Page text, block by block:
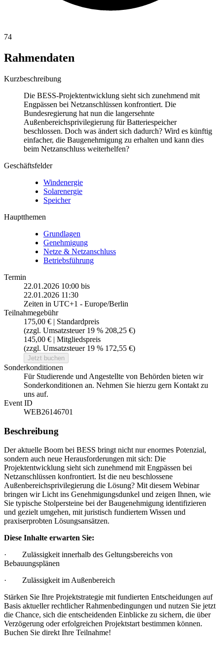
74
Rahmendaten
Kurzbeschreibung
Die BESS-Projektentwicklung sieht sich zunehmend mit
Engpässen bei Netzanschlüssen konfrontiert. Die
Bundesregierung hat nun die langersehnte
Außenbereichsprivilegierung für Batteriespeicher
beschlossen. Doch was ändert sich dadurch? Wird es künftig
einfacher, die Baugenehmigung zu erhalten und kann dies
beim Netzanschluss weiterhelfen?
Geschäftsfelder
Windenergie
Solarenergie
Speicher
Hauptthemen
Grundlagen
Genehmigung
Netze & Netzanschluss
Betriebsführung
Termin
22.01.2026 10:00 bis
22.01.2026 11:30
Zeiten in UTC+1 - Europe/Berlin
Teilnahmegebühr
175,00 € | Standardpreis
(zzgl. Umsatzsteuer 19 % 208,25 €)
145,00 € | Mitgliedspreis
(zzgl. Umsatzsteuer 19 % 172,55 €)
Jetzt buchen
Sonderkonditionen
Für Studierende und Angestellte von Behörden bieten wir
Sonderkonditionen an. Nehmen Sie hierzu gern Kontakt zu
uns auf.
Event ID
WEB26146701
Beschreibung
Der aktuelle Boom bei BESS bringt nicht nur enormes Potenzial,
sondern auch neue Herausforderungen mit sich: Die
Projektentwicklung sieht sich zunehmend mit Engpässen bei
Netzanschlüssen konfrontiert. Ist die neu beschlossene
Außenbereichsprivilegierung die Lösung? Mit diesem Webinar
bringen wir Licht ins Genehmigungsdunkel und zeigen Ihnen, wie
Sie typische Stolpersteine bei der Baugenehmigung identifizieren
und gezielt umgehen, mit juristisch fundiertem Wissen und
praxiserprobten Lösungsansätzen.
Diese Inhalte erwarten Sie:
· Zulässigkeit innerhalb des Geltungsbereichs von
Bebauungsplänen
· Zulässigkeit im Außenbereich
Stärken Sie Ihre Projektstrategie mit fundierten Entscheidungen auf
Basis aktueller rechtlicher Rahmenbedingungen und nutzen Sie jetzt
die Chance, sich die entscheidenden Einblicke zu sichern, die über
Verzögerung oder erfolgreichen Projektstart bestimmen können.
Buchen Sie direkt Ihre Teilnahme!